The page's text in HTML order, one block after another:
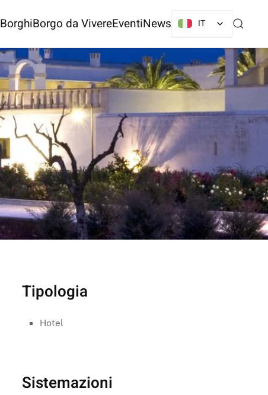
BorghiBorgo da VivereEventiNews IT
Tipologia
Hotel
Sistemazioni